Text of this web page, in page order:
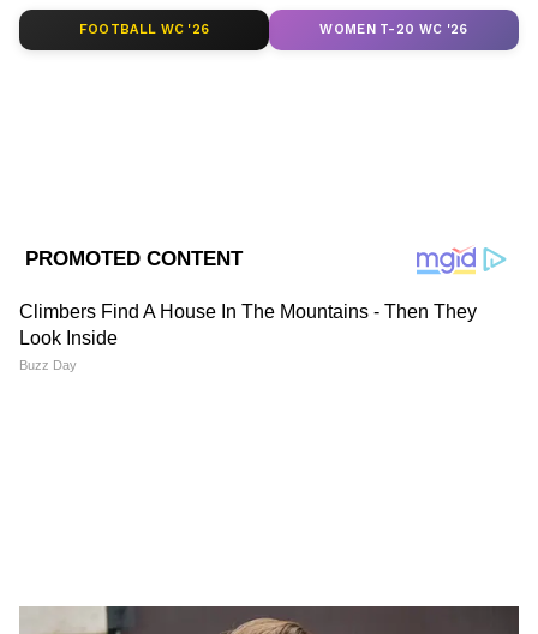
Source
এদিকে ভোটের ঠিক আগে মমতা সরকার যুবসাথী
এনেছিল রাজ্যে। যার মাধ্যমে রাজ্যের বেকার যুবক-
FOOTBALL WC '26 WOMEN T-20 WC '26